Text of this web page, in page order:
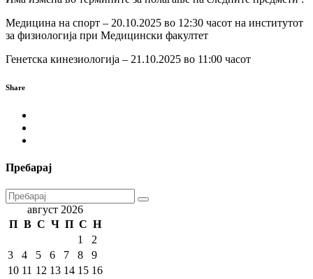
Медицина на спорт – 20.10.2025 во 12:30 часот на институтот
за физиологија при Медицински факултет
Генетска кинезиологија – 21.10.2025 во 11:00 часот
Share
Пребарај
август 2026
П В С Ч П С Н
1
2
3
4 5 6 7 8
9
10 11 12 13 14 15 16